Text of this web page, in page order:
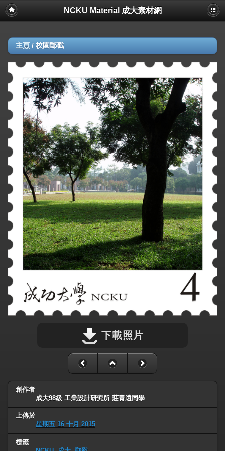
NCKU Material 成大素材網
主頁 / 校園郵戳
下載照片
創作者
成大98級 工業設計研究所 莊青遠同學
上傳於
星期五 16 十月 2015
標籤